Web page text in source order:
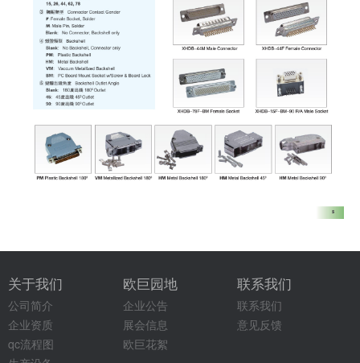
关于我们
公司简介
企业资质
qc流程图
欧巨园地
企业公告
展会信息
欧巨花絮
联系我们
联系我们
意见反馈